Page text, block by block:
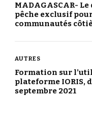
MADAGASCAR-
pêche exclusif
communautés
AUTRES
Formation sur
plateforme IORIS,
septembre 2021